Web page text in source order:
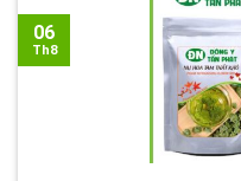
06
Th8